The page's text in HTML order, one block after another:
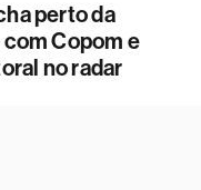
perto da
Copom e
no radar